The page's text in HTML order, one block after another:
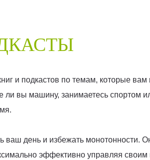
и подкастов по темам, которые
вы машину, занимаетесь спортом
ваш день и избежать монотонности.
эффективно управляя